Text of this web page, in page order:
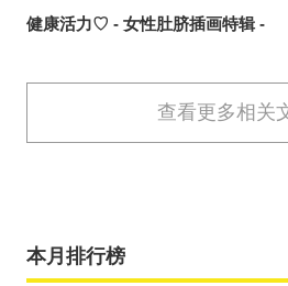
健康活力♡ - 女性肚脐插画特辑 -
查看更多相关
本月排行榜